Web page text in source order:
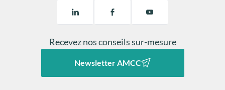
Recevez nos conseils sur-mesure
Newsletter AMCC